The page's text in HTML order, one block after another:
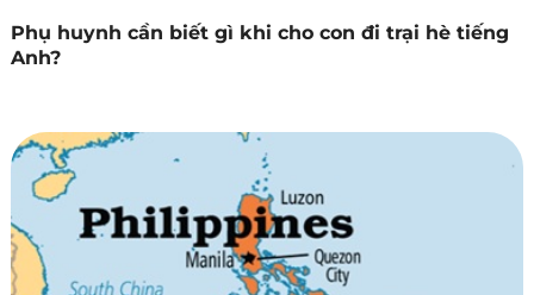
Phụ huynh cần biết gì khi cho con đi trại hè tiếng
Anh?